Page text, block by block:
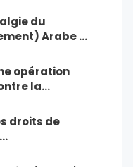
du
Arabe …
opération
la…
droits de